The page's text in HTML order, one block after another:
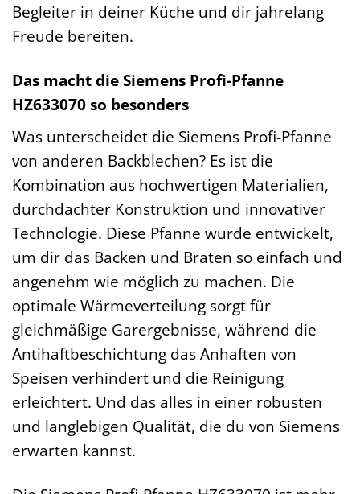
Begleiter in deiner Küche und dir jahrelang
Freude bereiten.
Das macht die Siemens Profi-Pfanne
HZ633070 so besonders
Was unterscheidet die Siemens Profi-Pfanne
von anderen Backblechen? Es ist die
Kombination aus hochwertigen Materialien,
durchdachter Konstruktion und innovativer
Technologie. Diese Pfanne wurde entwickelt,
um dir das Backen und Braten so einfach und
angenehm wie möglich zu machen. Die
optimale Wärmeverteilung sorgt für
gleichmäßige Garergebnisse, während die
Antihaftbeschichtung das Anhaften von
Speisen verhindert und die Reinigung
erleichtert. Und das alles in einer robusten
und langlebigen Qualität, die du von Siemens
erwarten kannst.